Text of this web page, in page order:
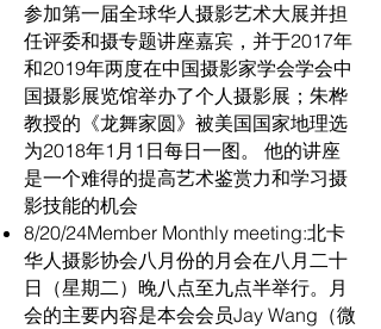
参加第一届全球华人摄影艺术大展并担
任评委和摄专题讲座嘉宾，并于2017年
和2019年两度在中国摄影家学会学会中
国摄影展览馆举办了个人摄影展；朱桦
教授的《龙舞家圆》被美国国家地理选
为2018年1月1日每日一图。 他的讲座
是一个难得的提高艺术鉴赏力和学习摄
影技能的机会
8/20/24Member Monthly meeting:北卡
华人摄影协会八月份的月会在八月二十
日（星期二）晚八点至九点半举行。月
会的主要内容是本会会员Jay Wang（微